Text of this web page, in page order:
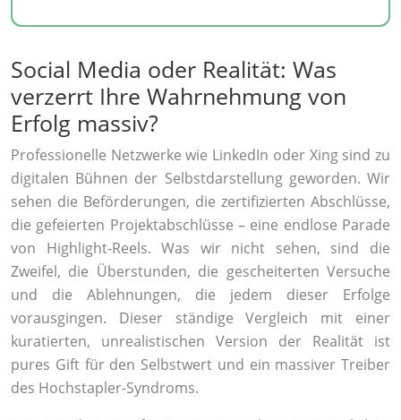
Social Media oder Realität: Was
verzerrt Ihre Wahrnehmung von
Erfolg massiv?
Professionelle Netzwerke wie LinkedIn oder Xing sind zu
digitalen Bühnen der Selbstdarstellung geworden. Wir
sehen die Beförderungen, die zertifizierten Abschlüsse,
die gefeierten Projektabschlüsse – eine endlose Parade
von Highlight-Reels. Was wir nicht sehen, sind die
Zweifel, die Überstunden, die gescheiterten Versuche
und die Ablehnungen, die jedem dieser Erfolge
vorausgingen. Dieser ständige Vergleich mit einer
kuratierten, unrealistischen Version der Realität ist
pures Gift für den Selbstwert und ein massiver Treiber
des Hochstapler-Syndroms.